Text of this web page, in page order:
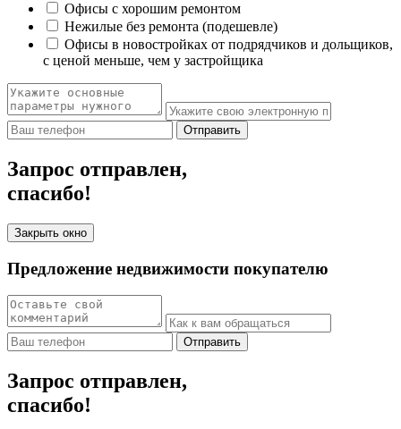
Офисы с хорошим ремонтом
Нежилые без ремонта (подешевле)
Офисы в новостройках от подрядчиков и дольщиков,
с ценой меньше, чем у застройщика
Отправить
Запрос отправлен,
спасибо!
Закрыть окно
Предложение недвижимости покупателю
Отправить
Запрос отправлен,
спасибо!